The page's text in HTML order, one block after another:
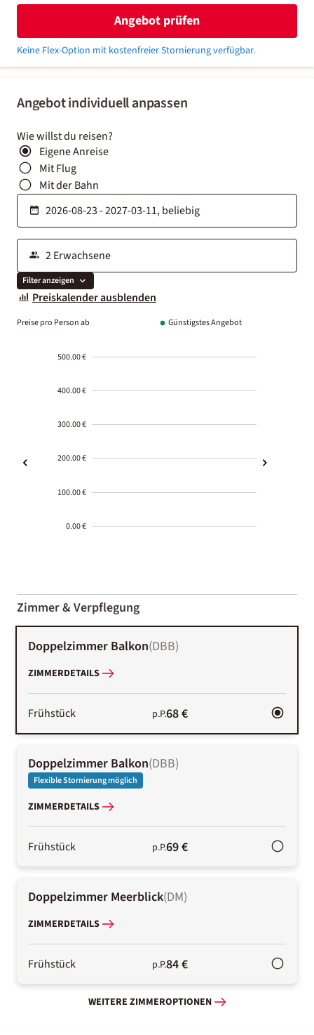
Angebot individuell anpassen
Wie willst du reisen?
Eigene Anreise
Mit Flug
Mit der Bahn
Filter anzeigen
Preiskalender ausblenden
Preise pro Person ab Günstigstes Angebot
500.00 €
400.00 €
300.00 €
200.00 €
100.00 €
0.00 €
01-02
Zimmer & Verpflegung
Doppelzimmer Balkon(DBB)
ZIMMERDETAILS
Frühstück p.P.68 €
Doppelzimmer Balkon(DBB)
Flexible Stornierung möglich
ZIMMERDETAILS
Frühstück p.P.69 €
Doppelzimmer Meerblick(DM)
ZIMMERDETAILS
Frühstück p.P.84 €
WEITERE ZIMMEROPTIONEN
Angebot prüfen
Keine Flex-Option mit kostenfreier Stornierung verfügbar.